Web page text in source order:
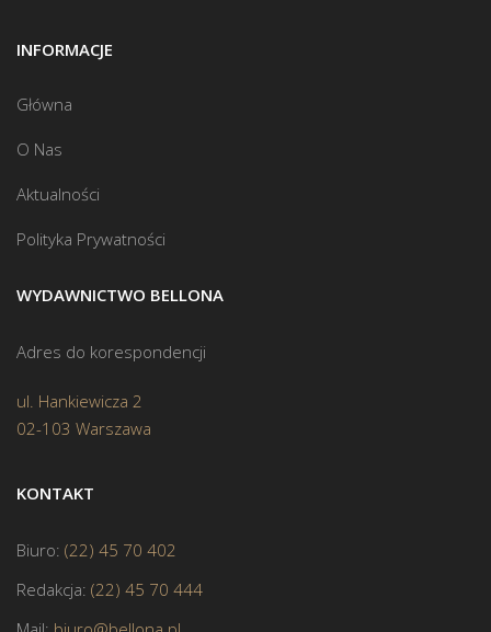
INFORMACJE
Główna
O Nas
Aktualności
Polityka Prywatności
WYDAWNICTWO BELLONA
Adres do korespondencji
ul. Hankiewicza 2
02-103 Warszawa
KONTAKT
Biuro: (22) 45 70 402
Redakcja: (22) 45 70 444